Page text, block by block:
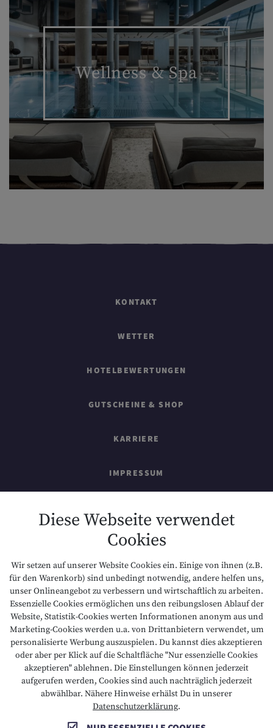
Wellness & Spa
KONTAKT
WETTER
HOTELBEWERTUNGEN
GUTSCHEINE & SHOP
KARRIERE
IMPRESSUM
DATENSCHUTZ
NACHHALTIGKEIT
BARRIEREFREIHEIT
T +43 5673 2424 E info@hotelalpenrose.at
A Danielstrasse 3, 6631 Lermoos, AT
Diese Webseite verwendet
Cookies
Wir setzen auf unserer Website Cookies ein. Einige von ihnen (z.B.
für den Warenkorb) sind unbedingt notwendig, andere helfen uns,
unser Onlineangebot zu verbessern und wirtschaftlich zu arbeiten.
Essenzielle Cookies ermöglichen uns den reibungslosen Ablauf der
Website, Statistik-Cookies werten Informationen anonym aus und
Marketing-Cookies werden u.a. von Drittanbietern verwendet, um
personalisierte Werbung auszuspielen. Du kannst dies akzeptieren
oder aber per Klick auf die Schaltfläche "Nur essenzielle Cookies
akzeptieren" ablehnen. Die Einstellungen können jederzeit
aufgerufen werden, Cookies sind auch nachträglich jederzeit
abwählbar. Nähere Hinweise erhälst Du in unserer
Datenschutzerklärung.